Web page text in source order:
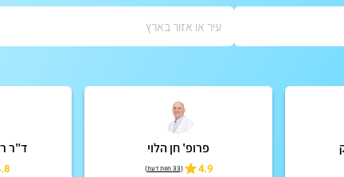
פרופ' חן הלוי
4.9
(33 חוות דעת )
ד"ר